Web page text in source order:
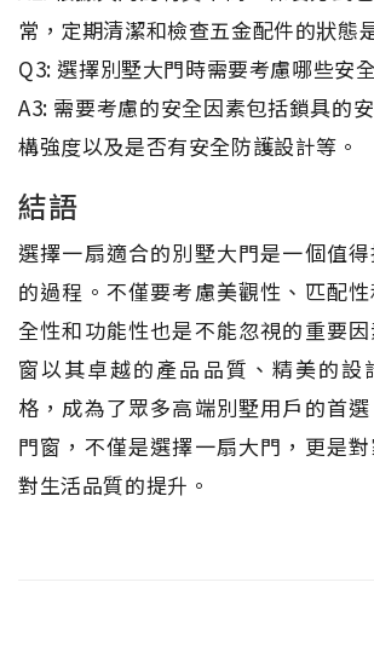
常，定期清潔和檢查五金配件的狀態
Q3: 選擇別墅大門時需要考慮哪些安
A3: 需要考慮的安全因素包括鎖具的
構強度以及是否有安全防護設計等。
結語
選擇一扇適合的別墅大門是一個值
的過程。不僅要考慮美觀性、匹配
全性和功能性也是不能忽視的重要
窗以其卓越的產品品質、精美的設
格，成為了眾多高端別墅用戶的首
門窗，不僅是選擇一扇大門，更是
對生活品質的提升。